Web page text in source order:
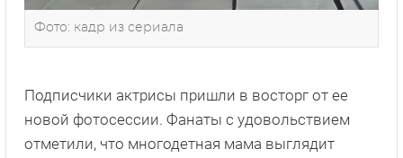
Фото: кадр из сериала
Подписчики актрисы пришли в восторг от ее
новой фотосессии. Фанаты с удовольствием
отметили, что многодетная мама выглядит